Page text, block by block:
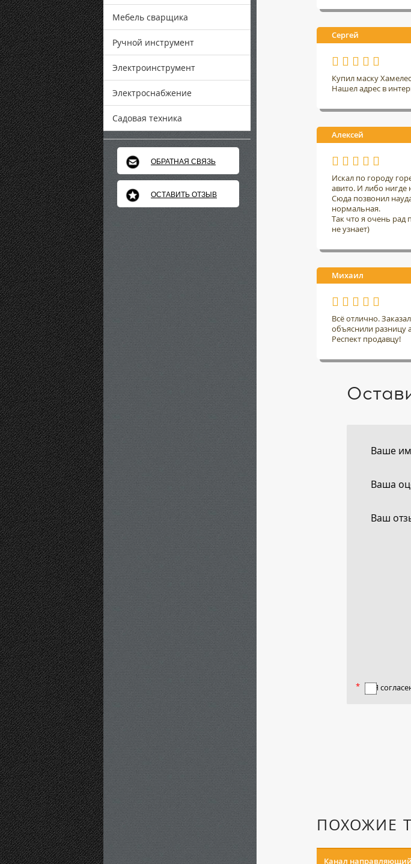
Сергей
Купил маску
Нашел адрес в
Алексей
Искал по городу
авито. И либо нигде
Сюда позвонил
нормальная.
Так что я очень рад
не узнает)
Михаил
Всё отлично.
объяснили разницу
Респект продавцу!
Ваше
Ваша
Ваш
Я
ПОХОЖИЕ
Канал направляющий
Мебель сварщика
Ручной инструмент
Электроинструмент
Электроснабжение
Садовая техника
ОБРАТНАЯ СВЯЗЬ
ОСТАВИТЬ ОТЗЫВ